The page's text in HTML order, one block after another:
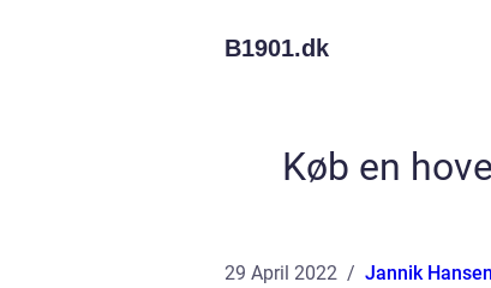
B1901.dk
Køb en
29 April 2022 Jannik Hansen